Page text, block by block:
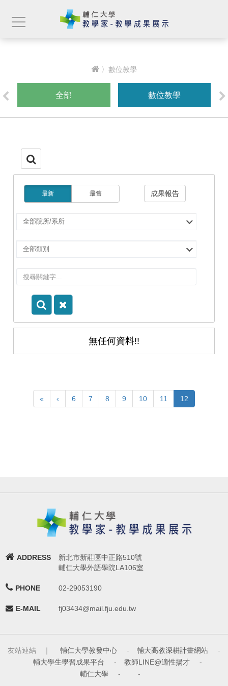
〉數位教學
全部 數位教學
最新 最舊 成果報告
選
所/
所
選
別
無任何資料!!
« ‹ 6 7 8 9 10 11 12
ADDRESS
新北市新莊區中正路510號
輔仁大學外語學院LA106室
PHONE 02-29053190
E-MAIL fj03434@mail.fju.edu.tw
友站連結 ｜ 輔仁大學教發中心 - 輔大高教深耕計畫網站
-
輔大學生學習成果平台
- 教師LINE@適性揚才
-
輔仁大學
- -